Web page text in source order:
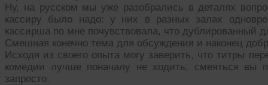
Ну, на русском мы уже разобрались в деталях
кассиру было надо: у них в разных залах
кассирша по мне почувствовала, что дублированный
Смешная конечно тема для обсуждения и наконец
Исходя из своего опыта могу заверить, что титры
комедии лучше поначалу не ходить, смеяться вы
запросто.